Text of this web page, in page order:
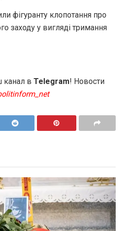
фігуранту клопотання про
заходу у вигляді тримання
канал в Telegram! Новости